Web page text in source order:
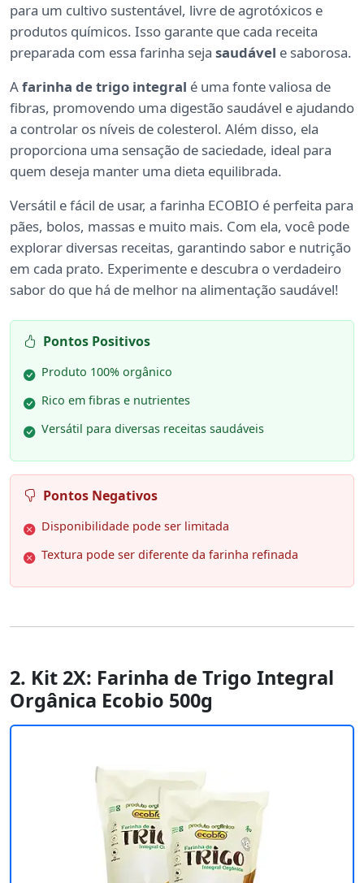
para um cultivo sustentável, livre de agrotóxicos e
produtos químicos. Isso garante que cada receita
preparada com essa farinha seja saudável e saborosa.
Afarinha de trigo integral é uma fonte valiosa de
fibras, promovendo uma digestão saudável e ajudando
a controlar os níveis de colesterol. Além disso, ela
proporciona uma sensação de saciedade, ideal para
quem deseja manter uma dieta equilibrada.
Versátil e fácil de usar, a farinha ECOBIO é perfeita para
pães, bolos, massas e muito mais. Com ela, você pode
explorar diversas receitas, garantindo sabor e nutrição
em cada prato. Experimente e descubra o verdadeiro
sabor do que há de melhor na alimentação saudável!
Pontos Positivos
Produto 100% orgânico
Rico em fibras e nutrientes
Versátil para diversas receitas saudáveis
Pontos Negativos
Disponibilidade pode ser limitada
Textura pode ser diferente da farinha refinada
2. Kit 2X: Farinha de Trigo Integral
Orgânica Ecobio 500g